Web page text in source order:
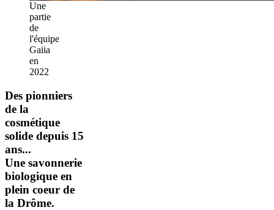
Une
partie
de
l'équipe
Gaiia
en
2022
Des pionniers
de la
cosmétique
solide depuis 15
ans...
Une savonnerie
biologique en
plein coeur de
la Drôme.